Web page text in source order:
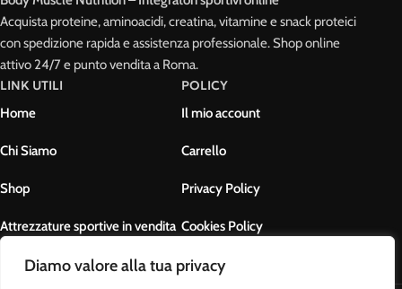
Diamo valore alla tua privacy
Acquista proteine, aminoacidi, creatina, vitamine e snack proteici
con spedizione rapida e assistenza professionale. Shop online
attivo 24/7 e punto vendita a Roma.
LINK UTILI
Home
Chi Siamo
Shop
Attrezzature sportive in vendita
Contatti
POLICY
Il mio account
Carrello
Privacy Policy
Cookies Policy
Termini e condizioni